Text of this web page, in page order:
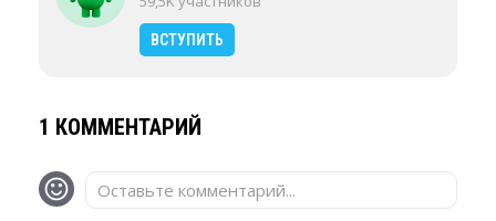
ВСТУПИТЬ
1 КОММЕНТАРИЙ
Оставьте комментарий...